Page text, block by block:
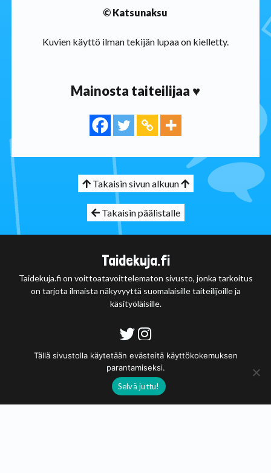
© Katsunaksu
Kuvien käyttö ilman tekijän lupaa on kielletty.
Mainosta taiteilijaa ♥
Takaisin sivun alkuun
Takaisin päälistalle
Taidekuja.fi
Taidekuja.fi on voittoatavoittelematon sivusto, jonka tarkoitus
on tarjota ilmaista näkyvyyttä suomalaisille taiteilijoille ja
käsityöläisille.
Tietosuojaseloste
© 2020 - 2026
Tällä sivustolla käytetään evästeitä käyttökokemuksen
parantamiseksi.
Selvä juttu!